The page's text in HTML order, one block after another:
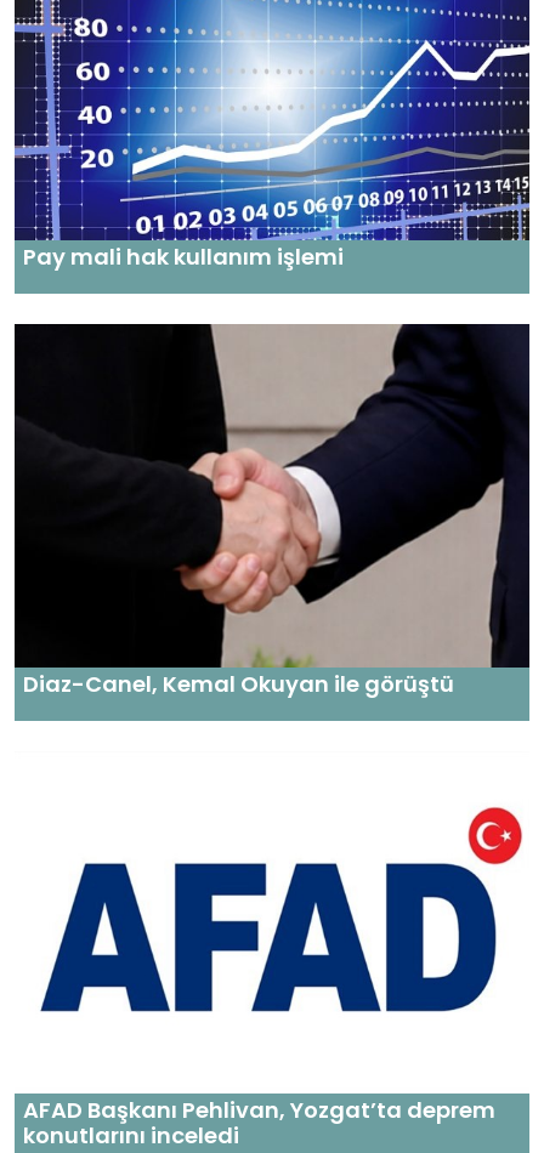
Pay mali hak kullanım işlemi
Diaz-Canel, Kemal Okuyan ile görüştü
AFAD Başkanı Pehlivan, Yozgat’ta deprem
konutlarını inceledi